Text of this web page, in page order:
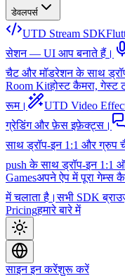
डेवलपर्स
UTD Stream SDK
सेशन — UI आप बनाते हैं।
चैट और मॉडरेशन के साथ
Room Kitहोस्ट कैमरा, गेस्ट
रूम।
UTD Video
ग्रेडिंग और फ़ेस इफ़ेक्ट्स।
साथ ड्रॉप-इन 1:1 और ग्रुप
push के साथ ड्रॉप-इन 1:1
Gamesअपने ऐप में पूरा
में चलाता है।सभी SDK
Pricingहमारे बारे में
साइन इन करेंशुरू करें